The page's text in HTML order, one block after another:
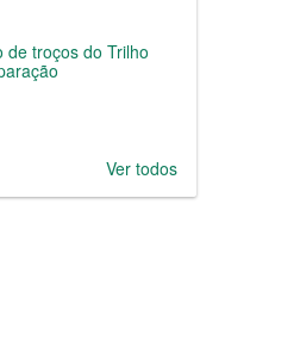
de troços do Trilho
Ver todos